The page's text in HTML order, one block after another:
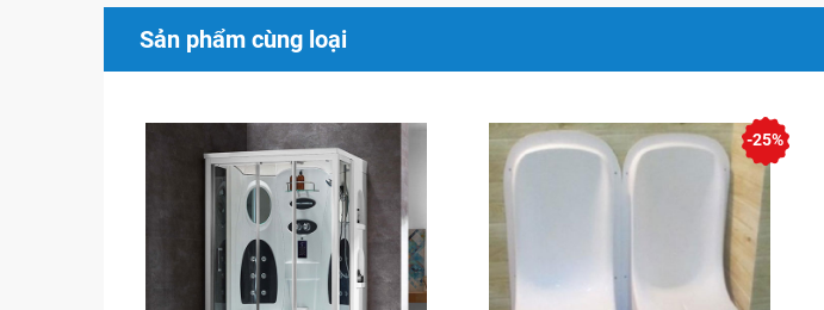
Ghế phòng tắm xông hơi gập có chân
Sản phẩm cùng loại
-25%